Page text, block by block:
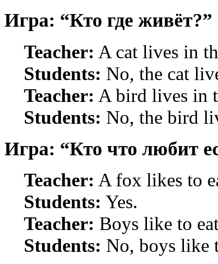
Игра: “Кто где живёт?”
Teacher: A cat lives in
Students: No, the cat
Teacher: A bird lives in
Students: No, the bird
Игра: “Кто что любит
Teacher: A fox likes to
Students: Yes.
Teacher: Boys like to
Students: No, boys like